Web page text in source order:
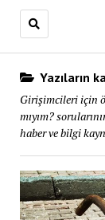
Yazıların
Girişimcileri için
mıyım?
haber ve bilgi